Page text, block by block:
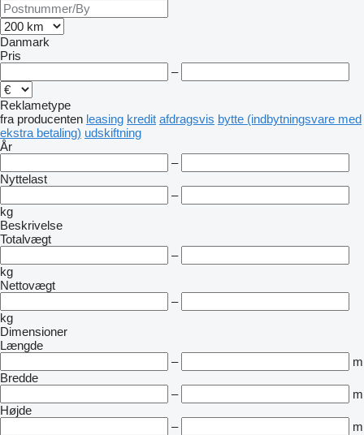
Danmark
Pris
–
Reklametype
fra producenten leasing kredit afdragsvis bytte (indbytningsvare med
ekstra betaling) udskiftning
År
–
Nyttelast
–
kg
Beskrivelse
Totalvægt
–
kg
Nettovægt
–
kg
Dimensioner
Længde
–
m
Bredde
–
m
Højde
–
m